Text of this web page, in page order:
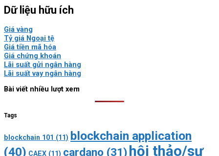
Dữ liệu hữu ích
Giá vàng
Tỷ giá Ngoại tệ
Giá tiền mã hóa
Giá chứng khoán
Lãi suất gửi ngân hàng
Lãi suất vay ngân hàng
Bài viết nhiều lượt xem
Tags
blockchain 101 (11) blockchain application
(40) CAEX (11) cardano (31) hội thảo/sự